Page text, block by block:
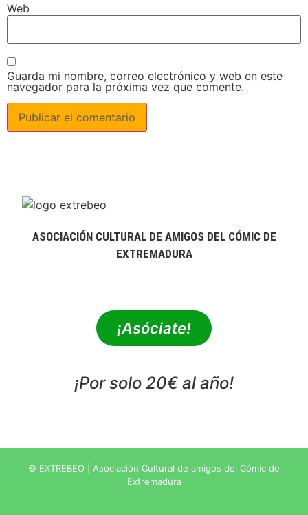
Web
Guarda mi nombre, correo electrónico y web en este
navegador para la próxima vez que comente.
ASOCIACIÓN CULTURAL DE AMIGOS DEL CÓMIC DE
EXTREMADURA
¡Asóciate!
¡Por solo 20€ al año!
© EXTREBEO | Asociación Cultural de amigos del Cómic de
Extremadura